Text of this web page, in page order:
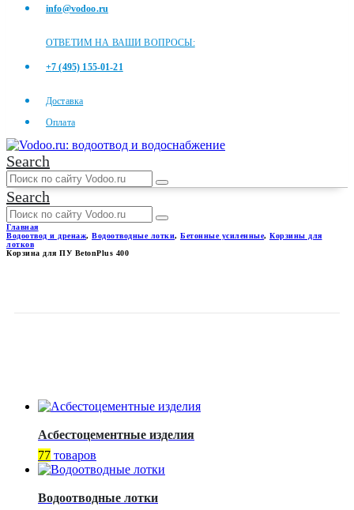
info@vodoo.ru
ОТВЕТИМ НА ВАШИ ВОПРОСЫ:
+7 (495) 155-01-21
Доставка
Оплата
Search
Search
Главная
Водоотвод и дренаж, Водоотводные лотки, Бетонные усиленные, Корзины для
лотков
Корзина для ПУ BetonPlus 400
Асбестоцементные изделия
77 товаров
Водоотводные лотки